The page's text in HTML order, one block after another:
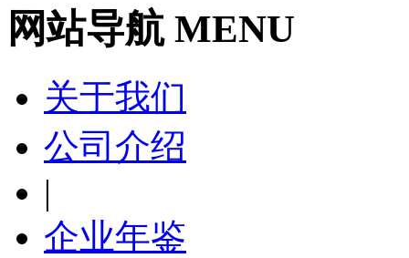
网站导航 MENU
关于我们
公司介绍
|
企业年鉴